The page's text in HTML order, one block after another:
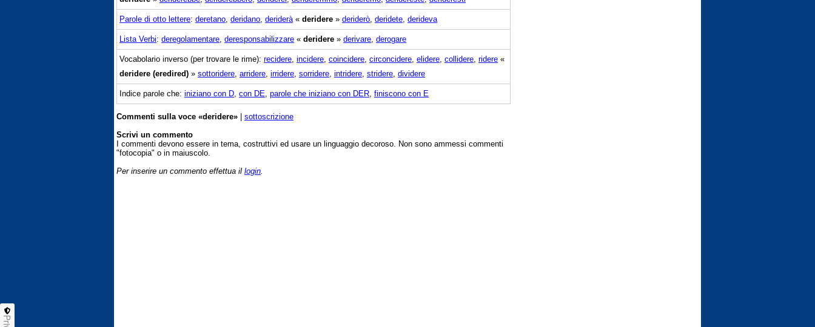
Parole di otto lettere: deretano deridano deriderà « deridere » deriderò deridete derideva
Lista Verbi: deregolamentare deresponsabilizzare « deridere » derivare derogare
Vocabolario inverso (per trovare le rime): recidere incidere coincidere circoncidere elidere collidere ridere «
deridere (eredired) » sottoridere arridere irridere sorridere intridere stridere dividere
Indice parole che: iniziano con D con DE parole che iniziano con DER finiscono con E
Commenti sulla voce «deridere» | sottoscrizione
Scrivi un commento
I commenti devono essere in tema, costruttivi ed usare un linguaggio decoroso. Non sono ammessi commenti
"fotocopia" o in maiuscolo.
Per inserire un commento effettua il login